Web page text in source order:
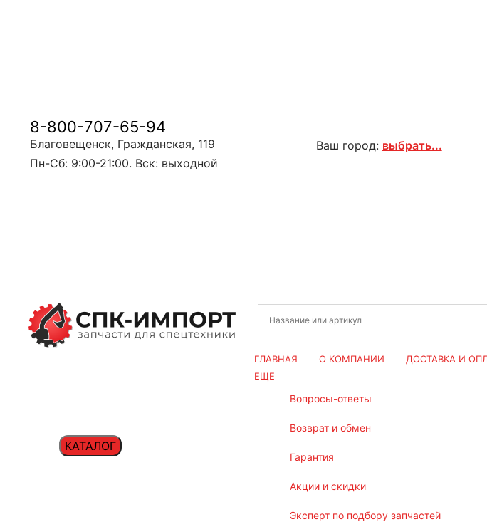
8-800-707-65-94
Благовещенск, Гражданская, 119
Пн-Сб: 9:00-21:00. Вск: выходной
Ваш город: выбрать...
КАТАЛОГ
ГЛАВНАЯ О КОМПАНИИ ДОСТАВКА И
ЕЩЕ
вопросы-ответы
возврат и обмен
гарантия
акции и скидки
эксперт по подбору запчастей